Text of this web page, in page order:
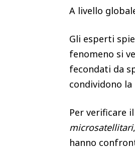
A livello
Gli esperti
fenomeno si
fecondati da
condividono
Per verificare
microsatellitari
hanno